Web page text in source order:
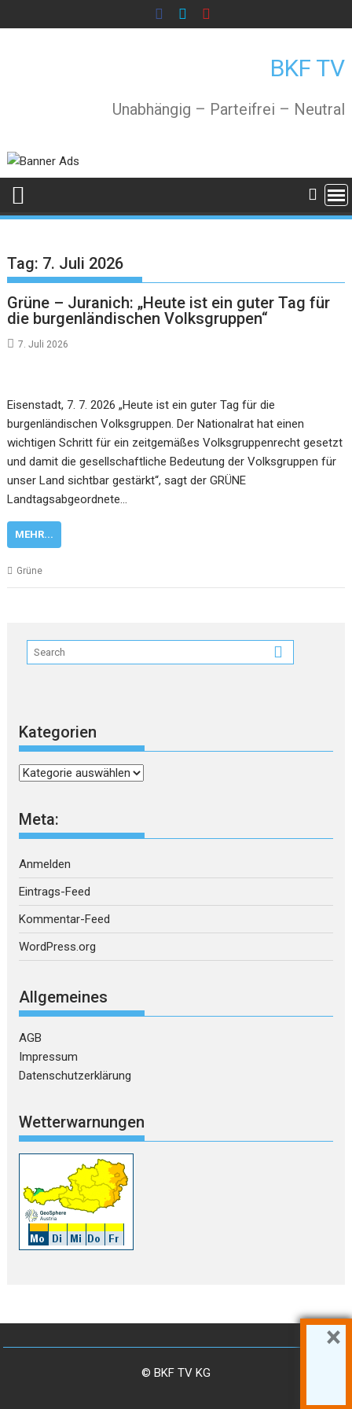
to
BKF TV
Unabhängig – Parteifrei – Neutral
Tag: 7. Juli 2026
Grüne – Juranich: „Heute ist ein guter Tag für
die burgenländischen Volksgruppen“
7. Juli 2026
Eisenstadt, 7. 7. 2026 „Heute ist ein guter Tag für die
burgenländischen Volksgruppen. Der Nationalrat hat einen
wichtigen Schritt für ein zeitgemäßes Volksgruppenrecht gesetzt
und damit die gesellschaftliche Bedeutung der Volksgruppen für
unser Land sichtbar gestärkt“, sagt der GRÜNE
Landtagsabgeordnete…
MEHR...
Grüne
Kategorien
Kategorien
Meta:
Anmelden
Eintrags-Feed
Kommentar-Feed
WordPress.org
Allgemeines
AGB
Impressum
Datenschutzerklärung
Wetterwarnungen
© BKF TV KG
×